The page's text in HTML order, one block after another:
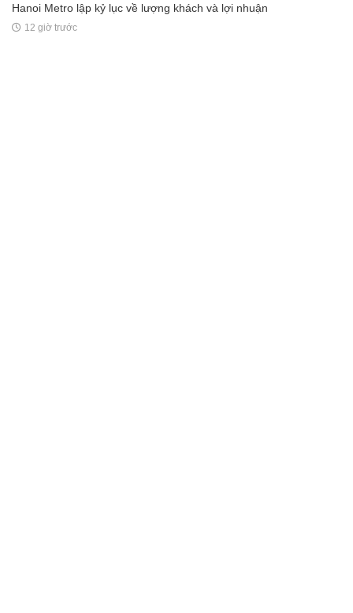
Hanoi Metro lập kỷ lục về lượng khách và lợi nhuận
12 giờ trước